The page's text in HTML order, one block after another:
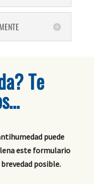
Te
puede
este formulario
posible.